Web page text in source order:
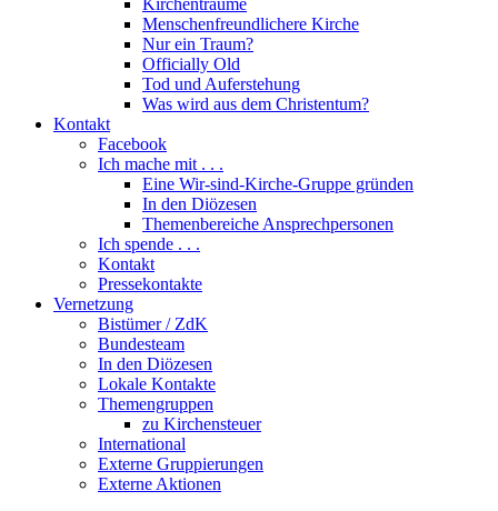
Kirchenträume
Menschenfreundlichere Kirche
Nur ein Traum?
Officially Old
Tod und Auferstehung
Was wird aus dem Christentum?
Kontakt
Facebook
Ich mache mit . . .
Eine Wir-sind-Kirche-Gruppe gründen
In den Diözesen
Themenbereiche Ansprechpersonen
Ich spende . . .
Kontakt
Pressekontakte
Vernetzung
Bistümer / ZdK
Bundesteam
In den Diözesen
Lokale Kontakte
Themengruppen
zu Kirchensteuer
International
Externe Gruppierungen
Externe Aktionen